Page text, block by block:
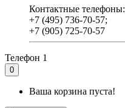
Контактные телефоны:
+7 (495) 736-70-57;
+7 (905) 725-70-57
Телефон 1
0
Ваша корзина пуста!